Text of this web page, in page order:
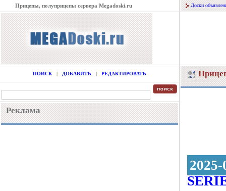
Прицепы, полуприцепы сервера Megadoski.ru Доски
ПОИСК | ДОБАВИТЬ | РЕДАКТИРОВАТЬ
Реклама